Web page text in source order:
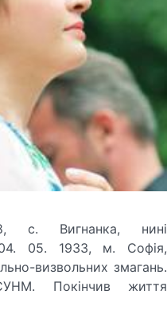
с. Вигнанка, нині
05. 1933, м. Софія,
визвольних змагань.
Покінчив життя